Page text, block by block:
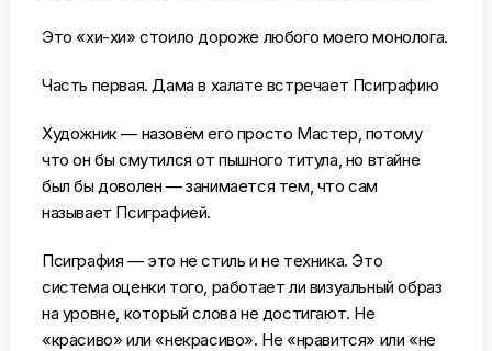
Это «хи-хи» стоило дороже любого моего монолога.
Часть первая. Дама в халате встречает Псиграфию
Художник — назовём его просто Мастер, потому
что он бы смутился от пышного титула, но втайне
был бы доволен — занимается тем, что сам
называет Псиграфией.
Псиграфия — это не стиль и не техника. Это
система оценки того, работает ли визуальный образ
на уровне, который слова не достигают. Не
«красиво» или «некрасиво». Не «нравится» или «не